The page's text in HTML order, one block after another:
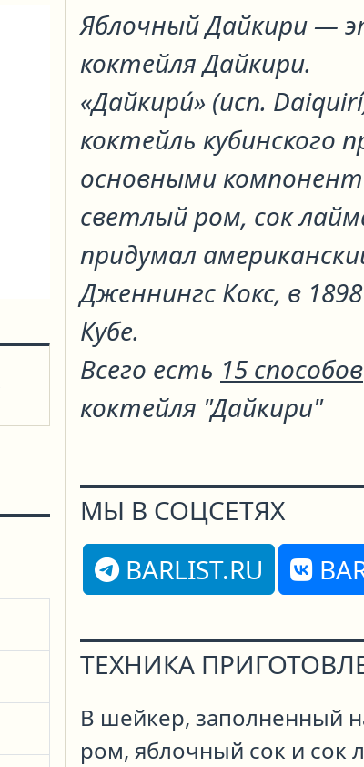
Яблочный Дайкири—
коктейляДайкири.
«Дайкири́» (исп.
коктейль кубинского
основными
светлый ром, сок
придумал
Дженнингс Кокс, в
Кубе.
Всего есть 15 способов
коктейля "Дайкири"
МЫ В СОЦСЕТЯХ
BARLIST.RU
ТЕХНИКА
В шейкер, заполненный
ром, яблочный сок и сок